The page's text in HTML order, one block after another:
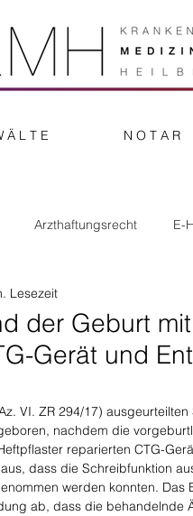
Ä L T E N O T A R
Arzthaftungsrecht E-
der Geburt mit
Gerät und
Lesezeit
VI. ZR 294/17) ausgeurteilten
nachdem die
reparierten CTG-
dass die Schreibfunktion
werden konnten. Das
ab, dass die behandelnde